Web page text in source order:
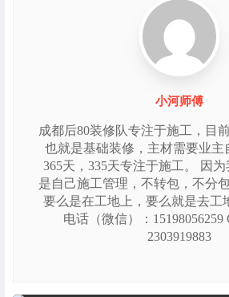
小河师傅
成都后80装修队专注于施工，目
也就是基础装修，主材需要业主
365天，335天专注于施工。 因为
是自己施工管理，不转包，不分
要么是在工地上，要么就是去工
电话（微信）：15198056259
2303919883